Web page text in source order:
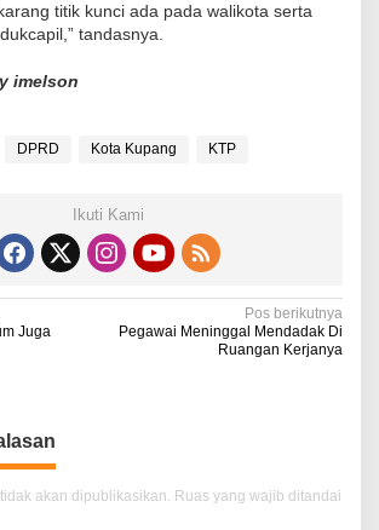
titik kunci ada pada walikota serta
tandasnya.
imelson
DPRD Kota Kupang KTP
Ikuti Kami
Juga
Pos berikutnya
Pegawai Meninggal Mendadak Di
Ruangan Kerjanya
akan dipublikasikan. Ruas yang wajib ditandai